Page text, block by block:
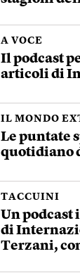
A VOCE
Il podcast
articoli di
IL MONDO
Le puntate
quotidiano
TACCUINI
Un podcast
di
Terzani,